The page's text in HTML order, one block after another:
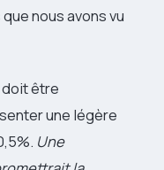
nous avons vu
doit être
une légère
Une